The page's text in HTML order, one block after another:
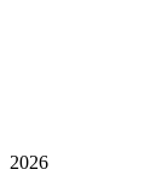
2026